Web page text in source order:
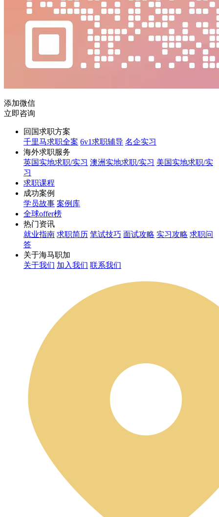
添加微信
立即咨询
回国求职方案
千里马求职全案 6v1求职辅导 名企实习
海外求职服务
英国实地求职/实习 澳洲实地求职/实习 美国实地求职/实
习
求职课程
成功案例
学员故事 案例库
全球offer榜
热门资讯
就业指南 求职简历 笔试技巧 面试攻略 实习攻略 求职问
答
关于海马职加
关于我们 加入我们 联系我们